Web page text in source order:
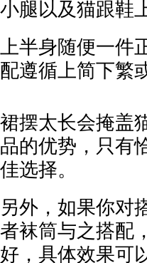
小腿以及猫跟鞋
上半身随便一件
配遵循上简下繁
裙摆太长会掩盖
品的优势，只有
佳选择。
另外，如果你对
者袜筒与之搭配
好，具体效果可